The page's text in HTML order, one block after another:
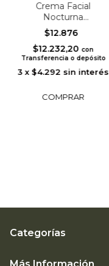
Crema Facial
Nocturna
Antioxidante (Rosa
Mosqueta y Romero)
$12.876
$12.232,20 con
Transferencia o depósito
3 x $4.292 sin interés
Categorías